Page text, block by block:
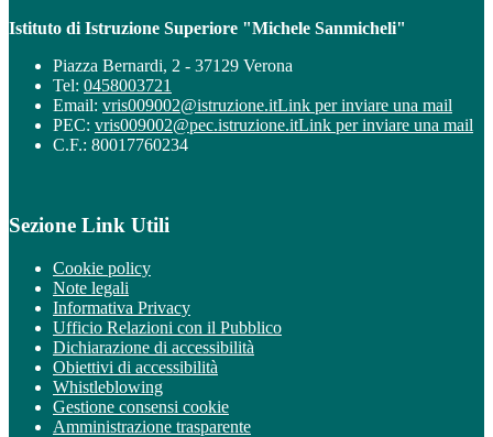
Istituto di Istruzione Superiore "Michele Sanmicheli"
Piazza Bernardi, 2 - 37129 Verona
Tel: 0458003721
Email: vris009002@istruzione.itLink per inviare una mail
PEC: vris009002@pec.istruzione.itLink per inviare una mail
C.F.: 80017760234
Sezione Link Utili
Cookie policy
Note legali
Informativa Privacy
Ufficio Relazioni con il Pubblico
Dichiarazione di accessibilità
Obiettivi di accessibilità
Whistleblowing
Gestione consensi cookie
Amministrazione trasparente